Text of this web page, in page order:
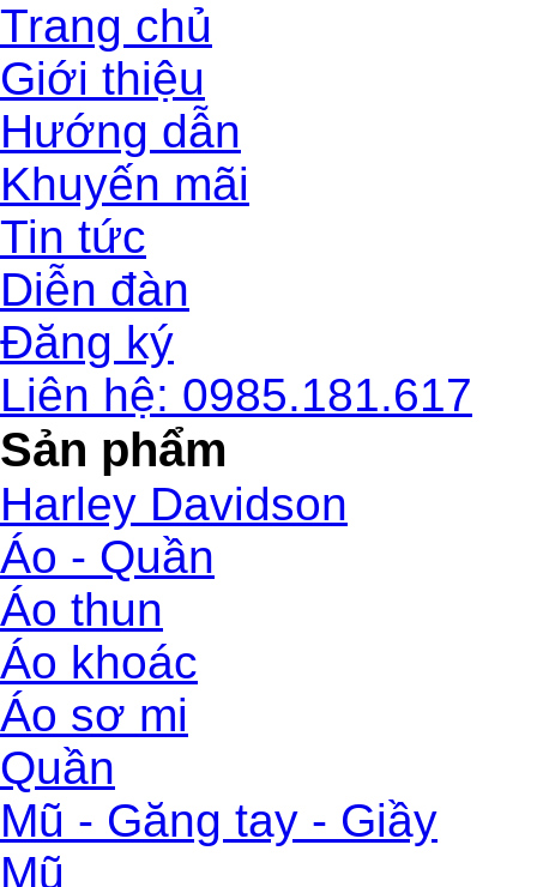
Trang chủ
Giới thiệu
Hướng dẫn
Khuyến mãi
Tin tức
Diễn đàn
Đăng ký
Liên hệ: 0985.181.617
Sản phẩm
Harley Davidson
Áo - Quần
Áo thun
Áo khoác
Áo sơ mi
Quần
Mũ - Găng tay - Giầy
Mũ